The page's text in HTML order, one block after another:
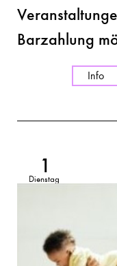
Barzahlung
Info
1
Dienstag